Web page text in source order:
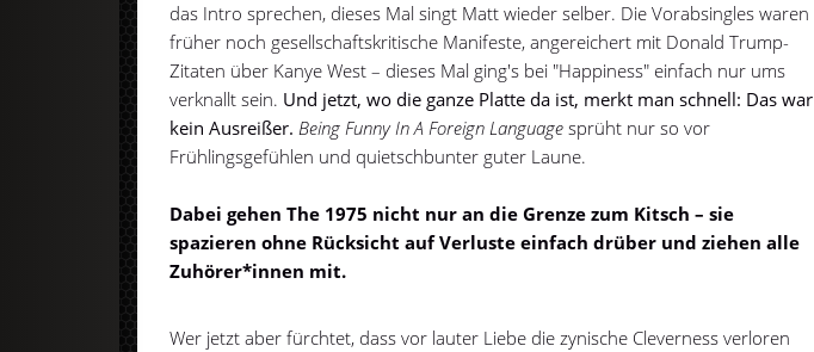
das Intro sprechen, dieses Mal singt Matt wieder selber. Die Vorabsingles waren
früher noch gesellschaftskritische Manifeste, angereichert mit Donald Trump-
Zitaten über Kanye West – dieses Mal ging's bei "Happiness" einfach nur ums
verknallt sein. Und jetzt, wo die ganze Platte da ist, merkt man schnell: Das war
kein Ausreißer. Being Funny In A Foreign Language sprüht nur so vor
Frühlingsgefühlen und quietschbunter guter Laune.
Dabei gehen The 1975 nicht nur an die Grenze zum Kitsch – sie
spazieren ohne Rücksicht auf Verluste einfach drüber und ziehen alle
Zuhörer*innen mit.
Wer jetzt aber fürchtet, dass vor lauter Liebe die zynische Cleverness verloren